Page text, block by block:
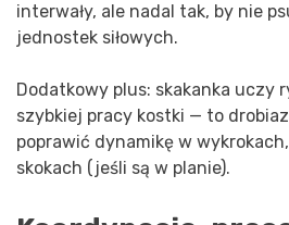
interwały, ale nadal tak, by nie
jednostek siłowych.
Dodatkowy plus: skakanka uczy
szybkiej pracy kostki — to
poprawić dynamikę w
skokach (jeśli są w planie).